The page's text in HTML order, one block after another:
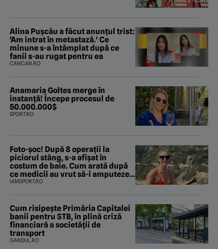
Alina Pușcău a făcut anunțul trist:
'Am intrat în metastază.' Ce
minune s-a întâmplat după ce
fanii s-au rugat pentru ea
CANCAN.RO
Anamaria Goltes merge în
instanță! Începe procesul de
50.000.000$
SPORT.RO
Foto-șoc! După 8 operații la
piciorul stâng, s-a afișat în
costum de baie. Cum arată după
ce medicii au vrut să-i amputeze
piciorul
IAMSPORT.RO
Cum risipește Primăria Capitalei
banii pentru STB, în plină criză
financiară a societății de
transport
GANDUL.RO